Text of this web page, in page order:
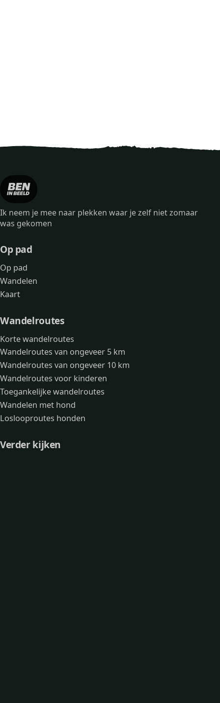
Ik neem je mee naar plekken waar je zelf niet zomaar
was gekomen
Op pad
Op pad
Wandelen
Kaart
Wandelroutes
Korte wandelroutes
Wandelroutes van ongeveer 5 km
Wandelroutes van ongeveer 10 km
Wandelroutes voor kinderen
Toegankelijke wandelroutes
Wandelen met hond
Loslooproutes honden
Verder kijken